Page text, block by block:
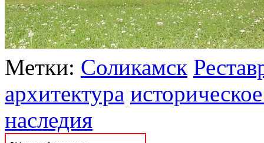
Метки: Соликамск
архитектура
наследия